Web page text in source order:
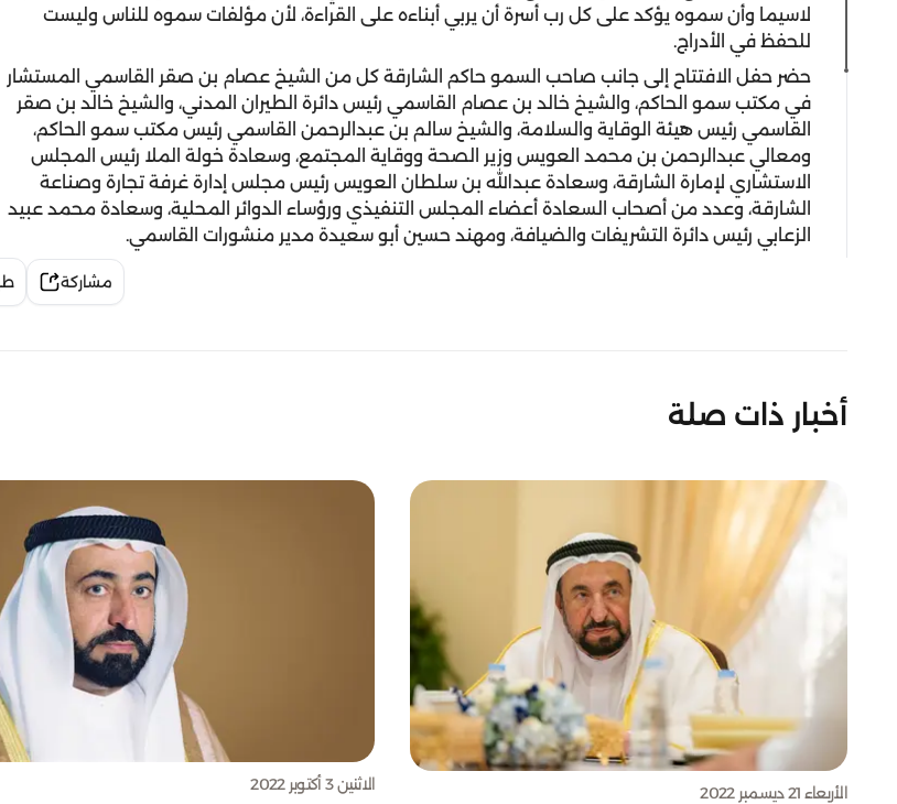
لاسيما وأن سموه يؤكد على كل رب أسرة أن يربي أبناءه على القراءة، لأن مؤلفات سموه للناس وليست
للحفظ في الأدراج.
حضر حفل الافتتاح إلى جانب صاحب السمو حاكم الشارقة كل من الشيخ عصام بن صقر القاسمي المستشار
في مكتب سمو الحاكم، والشيخ خالد بن عصام القاسمي رئيس دائرة الطيران المدني، والشيخ خالد بن صقر
القاسمي رئيس هيئة الوقاية والسلامة، والشيخ سالم بن عبدالرحمن القاسمي رئيس مكتب سمو الحاكم،
ومعالي عبدالرحمن بن محمد العويس وزير الصحة ووقاية المجتمع، وسعادة خولة الملا رئيس المجلس
الاستشاري لإمارة الشارقة، وسعادة عبدالله بن سلطان العويس رئيس مجلس إدارة غرفة تجارة وصناعة
الشارقة، وعدد من أصحاب السعادة أعضاء المجلس التنفيذي ورؤساء الدوائر المحلية، وسعادة محمد عبيد
الزعابي رئيس دائرة التشريفات والضيافة، ومهند حسين أبو سعيدة مدير منشورات القاسمي.
مشاركة
أخبار ذات صلة
الأربعاء 21 ديسمبر 2022 الاثنين 3 أكتوبر 2022